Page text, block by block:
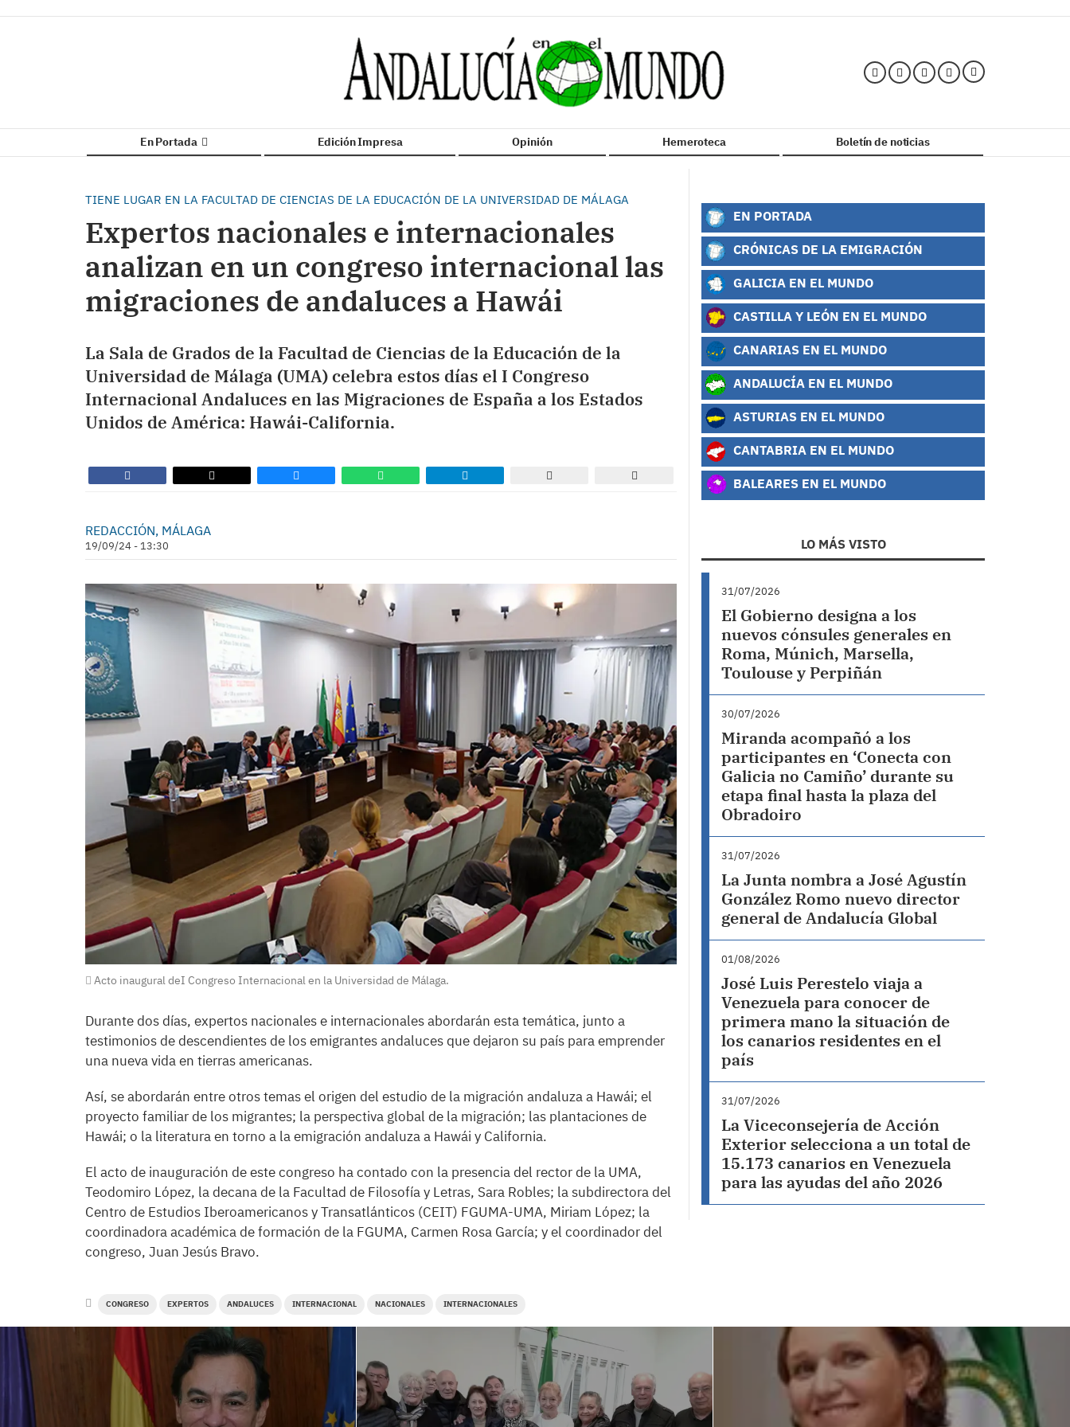
En Portada Edición Impresa Opinión Hemeroteca Boletín de noticias
TIENE LUGAR EN LA FACULTAD DE CIENCIAS DE LA EDUCACIÓN DE LA UNIVERSIDAD DE MÁLAGA
Expertos nacionales e internacionales
analizan en un congreso internacional las
migraciones de andaluces a Hawái
La Sala de Grados de la Facultad de Ciencias de la Educación de la
Universidad de Málaga (UMA) celebra estos días el I Congreso
Internacional Andaluces en las Migraciones de España a los Estados
Unidos de América: Hawái-California.
REDACCIÓN, MÁLAGA
19/09/24 - 13:30
Acto inaugural deI Congreso Internacional en la Universidad de Málaga.
Durante dos días, expertos nacionales e internacionales abordarán esta temática, junto a
testimonios de descendientes de los emigrantes andaluces que dejaron su país para emprender
una nueva vida en tierras americanas.
Así, se abordarán entre otros temas el origen del estudio de la migración andaluza a Hawái; el
proyecto familiar de los migrantes; la perspectiva global de la migración; las plantaciones de
Hawái; o la literatura en torno a la emigración andaluza a Hawái y California.
El acto de inauguración de este congreso ha contado con la presencia del rector de la UMA,
Teodomiro López, la decana de la Facultad de Filosofía y Letras, Sara Robles; la subdirectora del
Centro de Estudios Iberoamericanos y Transatlánticos (CEIT) FGUMA-UMA, Miriam López; la
coordinadora académica de formación de la FGUMA, Carmen Rosa García; y el coordinador del
congreso, Juan Jesús Bravo.
CONGRESO EXPERTOS ANDALUCES INTERNACIONAL NACIONALES INTERNACIONALES
EN PORTADA
CRÓNICAS DE LA EMIGRACIÓN
GALICIA EN EL MUNDO
CASTILLA Y LEÓN EN EL MUNDO
CANARIAS EN EL MUNDO
ANDALUCÍA EN EL MUNDO
ASTURIAS EN EL MUNDO
CANTABRIA EN EL MUNDO
BALEARES EN EL MUNDO
LO MÁS VISTO
31/07/2026
El Gobierno designa a los
nuevos cónsules generales en
Roma, Múnich, Marsella,
Toulouse y Perpiñán
30/07/2026
Miranda acompañó a los
participantes en ‘Conecta con
Galicia no Camiño’ durante su
etapa final hasta la plaza del
Obradoiro
31/07/2026
La Junta nombra a José Agustín
González Romo nuevo director
general de Andalucía Global
01/08/2026
José Luis Perestelo viaja a
Venezuela para conocer de
primera mano la situación de
los canarios residentes en el
país
31/07/2026
La Viceconsejería de Acción
Exterior selecciona a un total de
15.173 canarios en Venezuela
para las ayudas del año 2026